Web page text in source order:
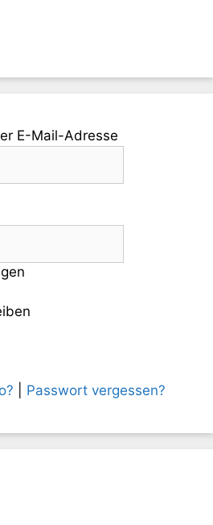
E-Mail-Adresse
Passwort vergessen?